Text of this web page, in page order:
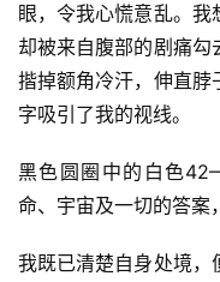
眼，令我心慌意乱。我
却被来自腹部的剧痛
揩掉额角冷汗，伸直脖
字吸引了我的视线。
黑色圆圈中的白色
命、宇宙及一切的答案
我既已清楚自身处境，